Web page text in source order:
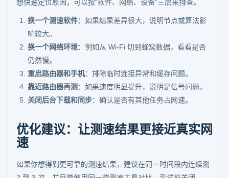
想快速定位原因，可以按“软件、网络、设备”三层来排查。
换一个测速软件：如果结果差异很大，说明节点或算法影
响较大。
换一个网络环境：例如从 Wi-Fi 切到蜂窝数据，看看是否
仍然慢。
重启路由器和手机：排除临时连接异常和缓存问题。
靠近路由器再测 ：如果速度明显提升，说明是信号问题。
关闭后台下载和同步：确认是否有其他任务占网速。
优化建议：让测速结果更接近真实网
速
如果你想得到更可靠的测速结果，建议在同一时间段内连续测